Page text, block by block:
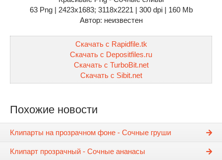
63 Png | 2423x1683; 3118х2221 | 300 dpi | 160 Mb
Автор: неизвестен
Скачать с Rapidfile.tk
Скачать с Depositfiles.ru
Скачать с TurboBit.net
Скачать с Sibit.net
Похожие новости
Клипарты на прозрачном фоне - Сочные груши
Клипарт прозрачный - Сочные ананасы